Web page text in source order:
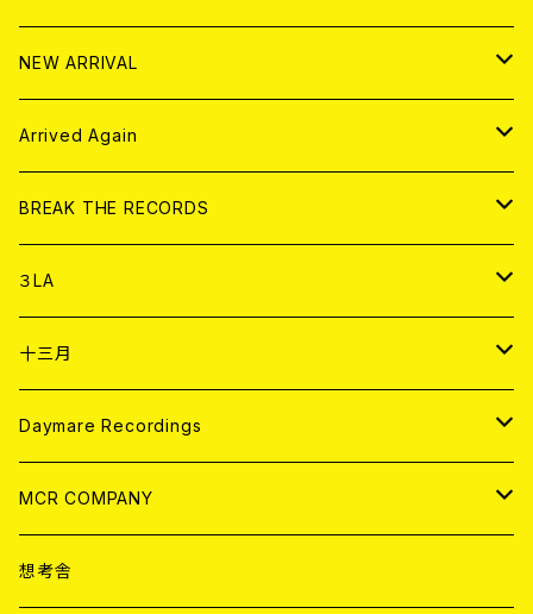
HOOD
EL ZINE
アナログ
アパレル
書籍
DIGITAL CONTENTS
NEW ARRIVAL
CD
アナログ
Arrived Again
CD
アナログ
BREAK THE RECORDS
CD
ANALOG
アパレル
３LA
CD
ANALOG
十三月
CD
ANALOG
Daymare Recordings
CD
ANALOG
MCR COMPANY
CD
想考舎